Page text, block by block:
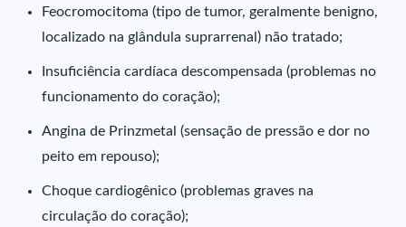
Feocromocitoma (tipo de tumor, geralmente benigno,
localizado na glândula suprarrenal) não tratado;
Insuficiência cardíaca descompensada (problemas no
funcionamento do coração);
Angina de Prinzmetal (sensação de pressão e dor no
peito em repouso);
Choque cardiogênico (problemas graves na
circulação do coração);